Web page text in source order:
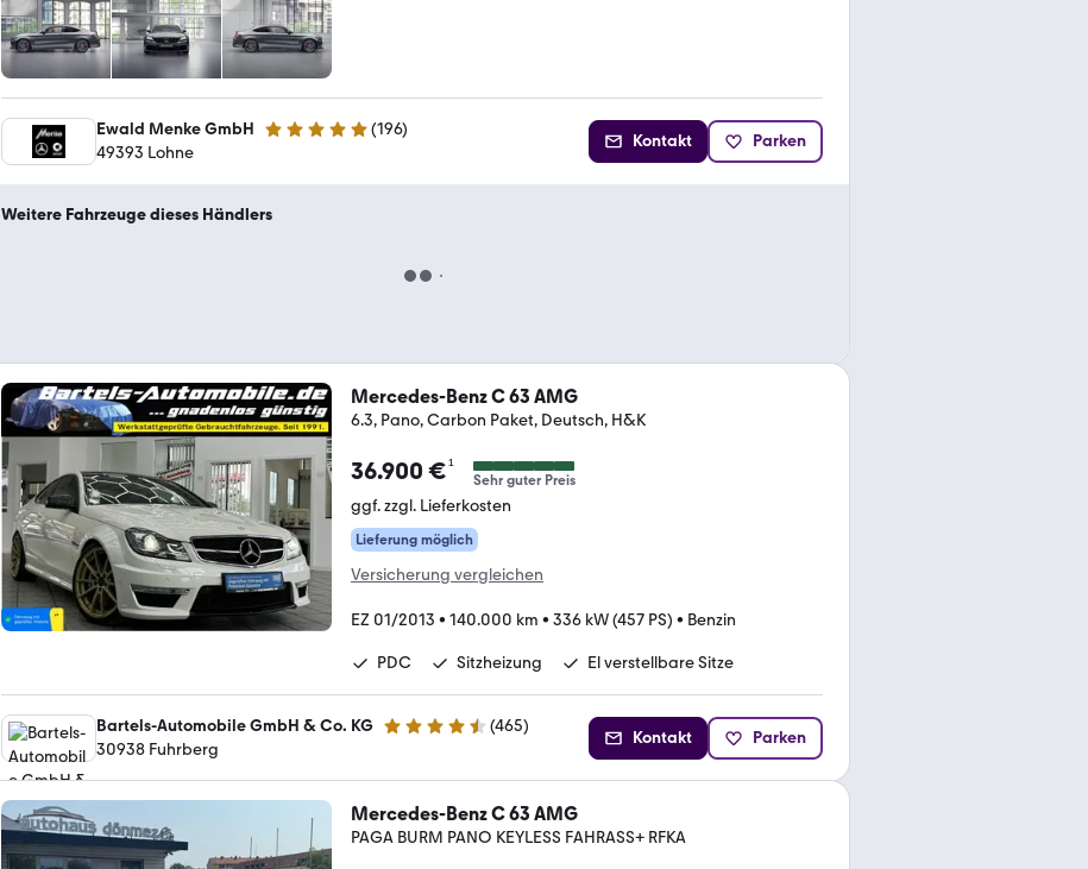
Ewald Menke GmbH 4.9 Sterne (196)
49393 Lohne
Kontakt Parken
Weitere Fahrzeuge dieses Händlers
Mercedes-Benz C 63 AMG
6.3, Pano, Carbon Paket, Deutsch, H&K
36.900 €¹
Sehr guter Preis
ggf. zzgl. Lieferkosten
Lieferung möglich
Versicherung vergleichen
EZ 01/2013 • 140.000 km • 336 kW (457 PS) • Benzin
PDC Sitzheizung El verstellbare Sitze
Bartels-Automobile GmbH & Co. KG 4.6 Sterne (465)
30938 Fuhrberg
Kontakt Parken
Mercedes-Benz C 63 AMG
PAGA BURM PANO KEYLESS FAHRASS+ RFKA